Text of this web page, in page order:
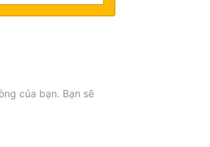
của bạn. Bạn sẽ